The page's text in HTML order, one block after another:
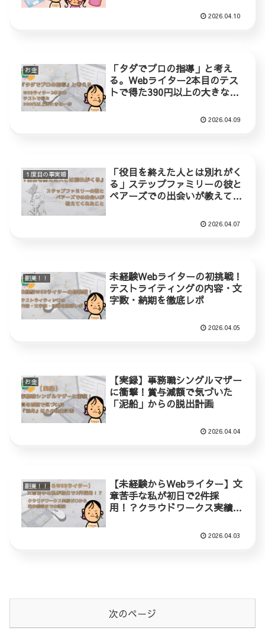
2026.04.10
お金
「タダでプロの指導」と考え
る。Webライター2本目のテス
トで得た390円以上の大きな一
2026.04.09
１度目の事実婚
「役目を終えた人とは別れがく
る」ステップファミリーの彼と
ペアーズでの出会いが教えてく
2026.04.07
副業！！
未経験Webライターの初挑戦！
テストライティングの内容・文
字数・納期を徹底レポ
2026.04.05
お金
【実録】事務職シングルマザー
に衝撃！賞与減額で気づいた
「泥船」からの脱出計画
2026.04.04
副業！！
【未経験からWebライター】文
章苦手な私が初日で2件採
用！？クラウドワークス実績ゼ
2026.04.03
次のページ